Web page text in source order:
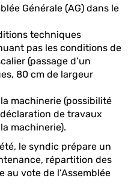
Générale (AG) dans le
techniques
pas les conditions de
(passage d’un
80 cm de largeur
machinerie (possibilité
de travaux
machinerie).
le syndic prépare un
répartition des
au vote de l’Assemblée